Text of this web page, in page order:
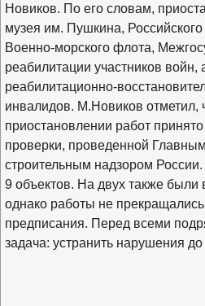
Новиков. По его словам,
музея им. Пушкина, Российского
Военно-морского флота,
реабилитации участников войн,
реабилитационно-
инвалидов. М.Новиков отметил,
приостановлении работ
проверки, проведенной
строительным надзором
9 объектов. На двух также
однако работы не
предписания. Перед всеми
задача: устранить нарушения